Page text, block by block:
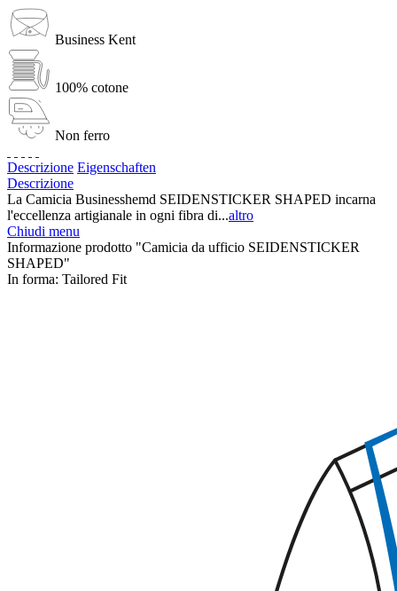
Business Kent
100% cotone
Non ferro
Descrizione Eigenschaften
Descrizione
La Camicia Businesshemd SEIDENSTICKER SHAPED incarna
l'eccellenza artigianale in ogni fibra di...altro
Chiudi menu
Informazione prodotto "Camicia da ufficio SEIDENSTICKER
SHAPED"
In forma: Tailored Fit